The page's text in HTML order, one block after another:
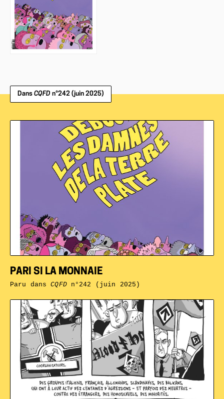
Dans CQFD n°242 (juin 2025)
PARI SI LA MONNAIE
Paru dansCQFDn°242 (juin 2025)